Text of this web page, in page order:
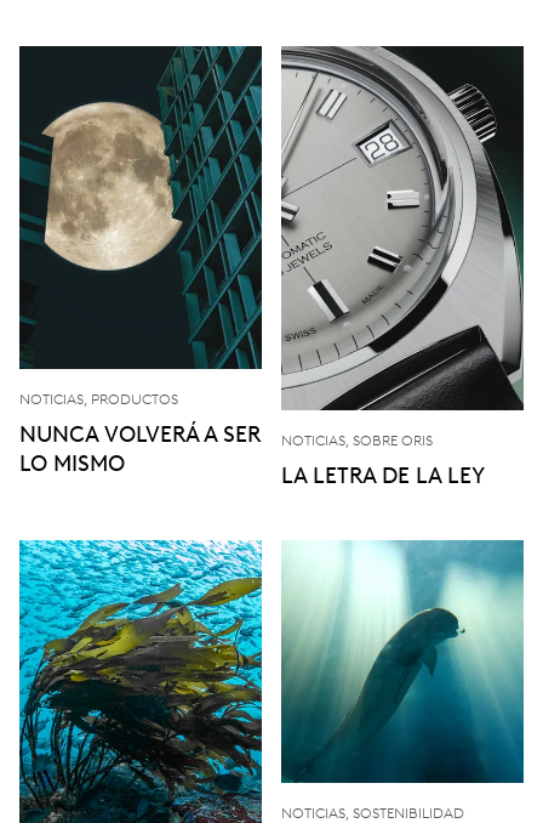
NOTICIAS, PRODUCTOS
NUNCA VOLVERÁ A SER
LO MISMO
NOTICIAS, SOBRE ORIS
LA LETRA DE LA LEY
NOTICIAS, SOSTENIBILIDAD